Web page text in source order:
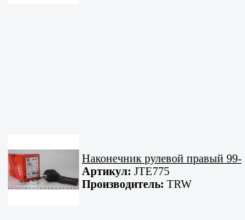
Наконечник рулевой правый 99-
Артикул: JTE775
Производитель: TRW